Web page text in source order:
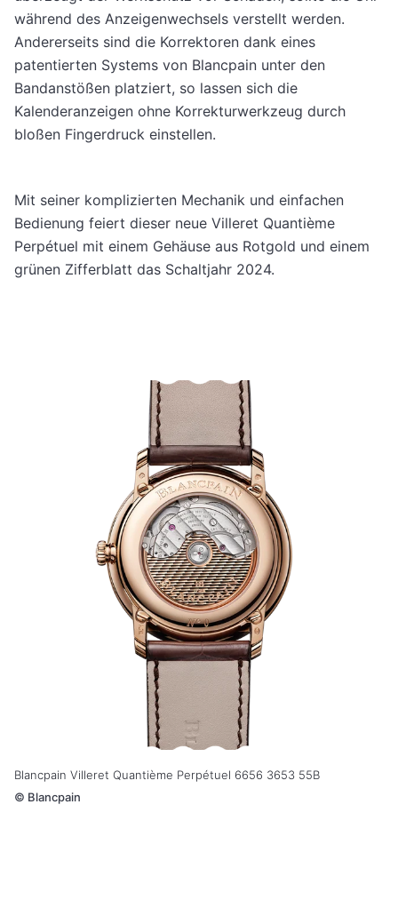
während des Anzeigenwechsels verstellt werden.
Andererseits sind die Korrektoren dank eines
patentierten Systems von Blancpain unter den
Bandanstößen platziert, so lassen sich die
Kalenderanzeigen ohne Korrekturwerkzeug durch
bloßen Fingerdruck einstellen.
Mit seiner komplizierten Mechanik und einfachen
Bedienung feiert dieser neue Villeret Quantième
Perpétuel mit einem Gehäuse aus Rotgold und einem
grünen Zifferblatt das Schaltjahr 2024.
Blancpain Villeret Quantième Perpétuel 6656 3653 55B
© Blancpain